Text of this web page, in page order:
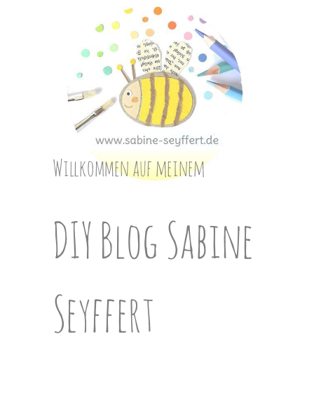
Willkommen auf meinem
DIY Blog Sabine
Seyffert